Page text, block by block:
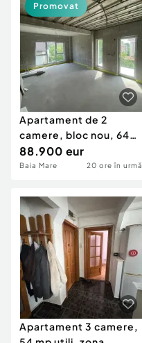
Apartament de 2
camere, bloc nou, 64
mp, etaj 1, zona Centru
88.900 eur
Baia Mare 20 ore în urmă
Promovat
Apartament 3 camere,